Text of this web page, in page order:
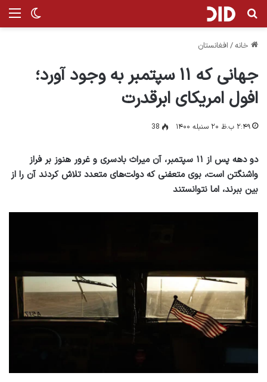
تغییر جستجو برای
خانه/ افغانستان
جهانی که ۱۱ سپتمبر به وجود آورد؛
افول امریکای ابرقدرت
۲:۴۹ ب.ظ ۲۰ سنبله ۱۴۰۰ 38
دو دهه پس از ۱۱ سپتمبر، آن میراث بادسری و غرور هنوز بر فراز
واشنگتن است، بوی متعفنی که دولت‌های متعدد تلاش کردند آن را از
بین ببرند، اما نتوانستند